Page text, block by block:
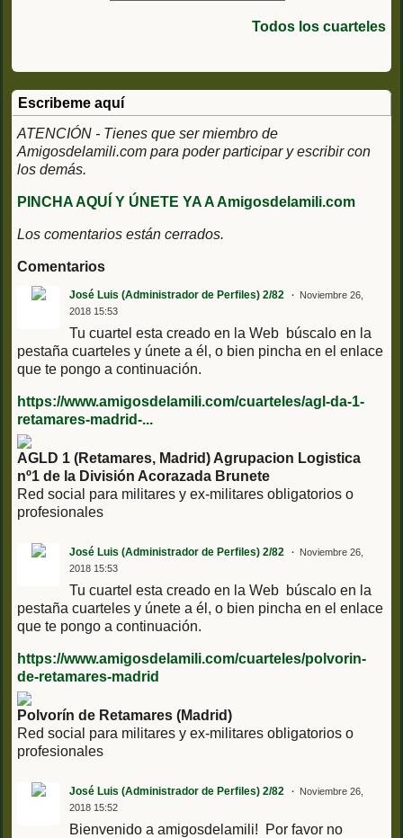
Logistica nº1 de la
División AcorazadaTodos los cuarteles
Escribeme aquí
ATENCIÓN - Tienes que ser miembro de
Amigosdelamili.com para poder participar y escribir con
los demás.
PINCHA AQUÍ Y ÚNETE YA A Amigosdelamili.com
Los comentarios están cerrados.
Comentarios
José Luis (Administrador de Perfiles) 2/82
Noviembre 26,
2018 15:53
Tu cuartel esta creado en la Web búscalo en la
pestaña cuarteles y únete a él, o bien pincha en el enlace
que te pongo a continuación.
https://www.amigosdelamili.com/cuarteles/agl-da-1-
retamares-madrid-...
AGLD 1 (Retamares, Madrid) Agrupacion Logistica
nº1 de la División Acorazada Brunete
Red social para militares y ex-militares obligatorios o
profesionales
José Luis (Administrador de Perfiles) 2/82
Noviembre 26,
2018 15:53
Tu cuartel esta creado en la Web búscalo en la
pestaña cuarteles y únete a él, o bien pincha en el enlace
que te pongo a continuación.
https://www.amigosdelamili.com/cuarteles/polvorin-
de-retamares-madrid
Polvorín de Retamares (Madrid)
Red social para militares y ex-militares obligatorios o
profesionales
José Luis (Administrador de Perfiles) 2/82
Noviembre 26,
2018 15:52
Bienvenido a amigosdelamili! Por favor no